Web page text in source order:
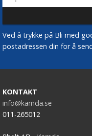
Ved å trykke på Bli med
postadressen din for å
KONTAKT
info@kamda.se
011-265012